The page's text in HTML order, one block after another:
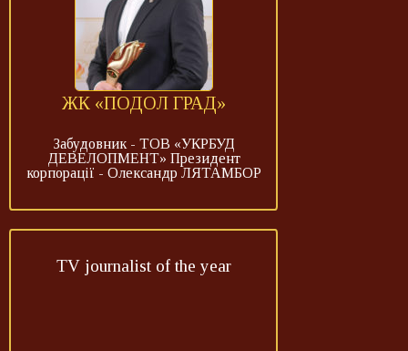
ЖК «ПОДОЛ ГРАД»
Забудовник - ТОВ «УКРБУД
ДЕВЕЛОПМЕНТ» Президент
корпорації - Олександр ЛЯТАМБОР
TV journalist of the year